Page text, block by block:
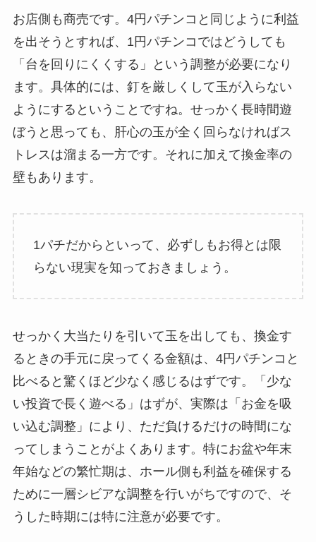
お店側も商売です。4円パチンコと同じように利益
を出そうとすれば、1円パチンコではどうしても
「台を回りにくくする」という調整が必要になり
ます。具体的には、釘を厳しくして玉が入らない
ようにするということですね。せっかく長時間遊
ぼうと思っても、肝心の玉が全く回らなければス
トレスは溜まる一方です。それに加えて換金率の
壁もあります。
1パチだからといって、必ずしもお得とは限
らない現実を知っておきましょう。
せっかく大当たりを引いて玉を出しても、換金す
るときの手元に戻ってくる金額は、4円パチンコと
比べると驚くほど少なく感じるはずです。「少な
い投資で長く遊べる」はずが、実際は「お金を吸
い込む調整」により、ただ負けるだけの時間にな
ってしまうことがよくあります。特にお盆や年末
年始などの繁忙期は、ホール側も利益を確保する
ために一層シビアな調整を行いがちですので、そ
うした時期には特に注意が必要です。